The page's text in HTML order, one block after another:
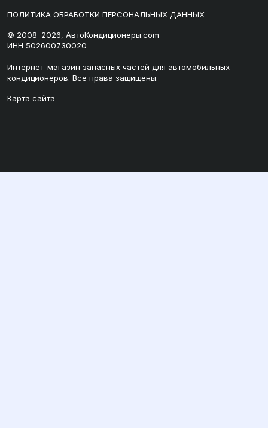
ПОЛИТИКА ОБРАБОТКИ ПЕРСОНАЛЬНЫХ ДАННЫХ
© 2008–2026, АвтоКондиционеры.com
ИНН 502600730020
Интернет-магазин запасных частей для автомобильных
кондиционеров. Все права защищены.
Карта сайта